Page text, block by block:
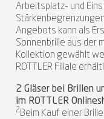
Arbeitsplatz- und
Angebots kann als
Sonnenbrille aus der
Kollektion gewählt
ROTTLER Filiale
2 Gläser bei Brillen
im ROTTLER
2 Beim Kauf einer